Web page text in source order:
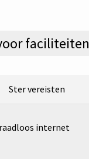
faciliteiten
Ster vereisten
internet